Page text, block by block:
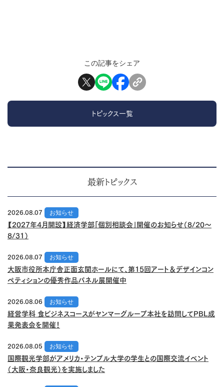
この記事をシェア
トピックス一覧
最新トピックス
2026.08.07
お知らせ
【2027年4月開設】経済学部「個別相談会」開催のお知らせ（8/20～
8/31）
2026.08.07
お知らせ
大阪市役所本庁舎正面玄関ホールにて、第15回アート＆デザインコン
ペティションの優秀作品パネル展開催中
2026.08.06
お知らせ
経営学科 食ビジネスコースがヤンマーグループ本社を訪問してPBL成
果発表会を開催！
2026.08.05
お知らせ
国際観光学部がアメリカ・テンプル大学の学生との国際交流イベント
（大阪・奈良観光）を実施しました